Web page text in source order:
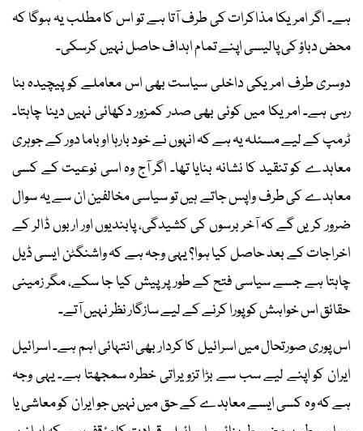
ہے۔ اگر امریکا مذاکرات کی طرف آتا ہے تو اس کا مطلب یہ ہوگا کہ
محض دباؤ کی پالیسی اپنے تمام اہداف حاصل نہیں کرسکی۔
دوسری طرف امریکی داخلی سیاست بھی اس معاملے کو پیچیدہ بنا
رہی ہے۔ امریکا میں کوئی بھی صدر کمزور دکھائی نہیں دینا چاہتا۔
ٹرمپ کے لیے مسئلہ یہ ہے کہ انہوں نے خود بارہا اوباما دور کے جوہری
معاہدے کو تنقید کا نشانہ بنایا تھا۔ اگر آج وہ اسی نوعیت کے کسی
معاہدے کی طرف واپس جاتے ہیں تو سیاسی مخالفین ان سے یہ سوال
ضرور کریں گے کہ آخر برسوں کی کشیدگی، پابندیوں اور اربوں ڈالر کے
اخراجات کے بعد حاصل کیا ہوا؟ یہی وجہ ہے کہ واشنگٹن ایسی ڈیل
چاہتا ہے جسے سیاسی فتح کے طور پر پیش کیا جا سکے، مگر زمینی
حقائق اس خواہش کو پورا کرنے کے لیے سازگار نظر نہیں آتے۔
اس پوری صورتحال میں اسرائیل کا کردار بھی انتہائی اہم ہے۔ اسرائیل
ایران کو اپنے لیے سب سے بڑا تزویراتی خطرہ سمجھتا ہے۔ یہی وجہ
ہے کہ وہ کسی ایسے معاہدے کے حق میں نہیں جو ایران کو معاشی یا